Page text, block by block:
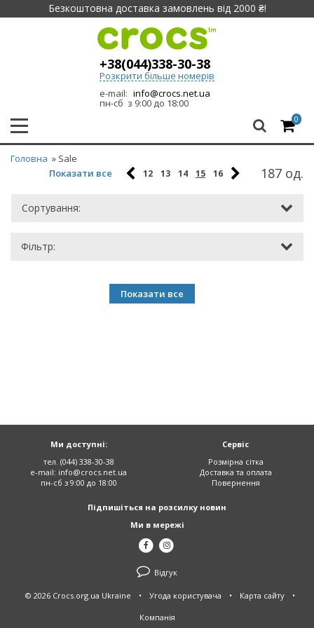
Безкоштовна доставка замовлень від 2000 ₴!
+38(044)338-30-38
Розкрити більше номерів
e-mail: info@crocs.net.ua
пн-сб з 9:00 до 18:00
0
Головна » Sale
187 од.
12 13 14 15 16
Показати все
Сортування:
Фільтр:
Показати все
Сервіс
Розмірна сітка
Доставка та оплата
Повернення
Ми доступні:
тел. (044) 338-30-38
e-mail: info@crocs.net.ua
пн-сб з 9:00 до 18:00
Підпишіться на розсилку новин
Ми в мережі
Відгук
© 2026 Crocs.org.ua Ukraine • Угода користувача • Карта сайту •
Компанія